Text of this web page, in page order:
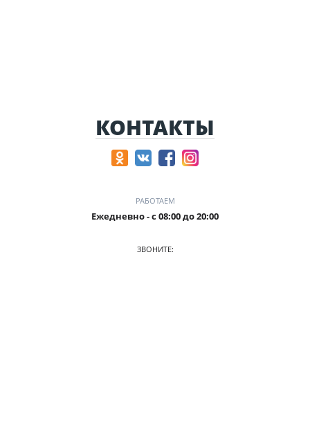
КОНТАКТЫ
РАБОТАЕМ
Ежедневно - с 08:00 до 20:00
ЗВОНИТЕ: